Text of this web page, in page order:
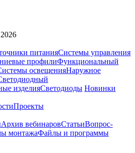
питанияСистемы управления
профилиФункциональный
освещенияНаружное
изделияСветодиоды Новинки
Проекты
Архив вебинаровСтатьиВопрос-
монтажаФайлы и программы